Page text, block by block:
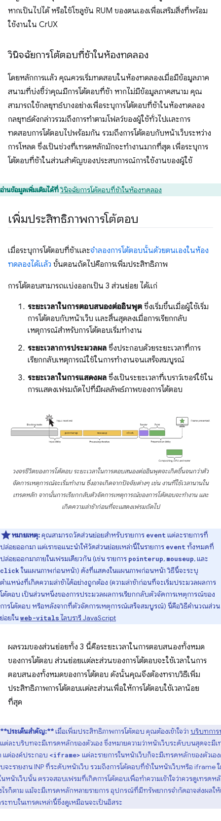
หากเป็นไปได้ หรือใช้โซลูชัน RUM ของตนเองเพื่อเสริมสิ่งที่พร้อม
ใช้งานใน CrUX
วินิจฉัยการโต้ตอบที่ช้าในห้องทดลอง
โดยหลักการแล้ว คุณควรเริ่มทดสอบในห้องทดลองเมื่อมีข้อมูลภาค
สนามที่บ่งชี้ว่าคุณมีการโต้ตอบที่ช้า หากไม่มีข้อมูลภาคสนาม คุณ
สามารถใช้กลยุทธ์บางอย่างเพื่อระบุการโต้ตอบที่ช้าในห้องทดลอง
กลยุทธ์ดังกล่าวรวมถึงการทำตามโฟลว์ของผู้ใช้ทั่วไปและการ
ทดสอบการโต้ตอบไปพร้อมกัน รวมถึงการโต้ตอบกับหน้าเว็บระหว่าง
การโหลด ซึ่งเป็นช่วงที่เทรดหลักมักจะทำงานมากที่สุด เพื่อระบุการ
โต้ตอบที่ช้าในส่วนสำคัญของประสบการณ์การใช้งานของผู้ใช้
อ่านข้อมูลเพิ่มเติมได้ที่วินิจฉัยการโต้ตอบที่ช้าในห้องทดลอง
เพิ่มประสิทธิภาพการโต้ตอบ
เมื่อระบุการโต้ตอบที่ช้าและจำลองการโต้ตอบนั้นด้วยตนเองในห้อง
ทดลองได้แล้ว ขั้นตอนถัดไปคือการเพิ่มประสิทธิภาพ
การโต้ตอบสามารถแบ่งออกเป็น 3 ส่วนย่อย ได้แก่
ระยะเวลาในการตอบสนองต่ออินพุต ซึ่งเริ่มขึ้นเมื่อผู้ใช้เริ่ม
การโต้ตอบกับหน้าเว็บ และสิ้นสุดลงเมื่อการเรียกกลับ
เหตุการณ์สำหรับการโต้ตอบเริ่มทำงาน
ระยะเวลาการประมวลผล ซึ่งประกอบด้วยระยะเวลาที่การ
เรียกกลับเหตุการณ์ใช้ในการทำงานจนเสร็จสมบูรณ์
ระยะเวลาในการแสดงผล ซึ่งเป็นระยะเวลาที่เบราว์เซอร์ใช้ใน
การแสดงเฟรมถัดไปที่มีผลลัพธ์ภาพของการโต้ตอบ
วงจรชีวิตของการโต้ตอบ ระยะเวลาในการตอบสนองต่ออินพุตจะเกิดขึ้นจนกว่าตัว
จัดการเหตุการณ์จะเริ่มทำงาน ซึ่งอาจเกิดจากปัจจัยต่างๆ เช่น งานที่ใช้เวลานานใน
เทรดหลัก จากนั้นการเรียกกลับตัวจัดการเหตุการณ์ของการโต้ตอบจะทำงาน และ
เกิดความล่าช้าก่อนที่จะแสดงเฟรมถัดไป
หมายเหตุ:คุณสามารถวัดส่วนย่อยสำหรับรายการ event แต่ละรายการที่
ปล่อยออกมา แต่เราขอแนะนำให้วัดส่วนย่อยเหล่านี้ในรายการ event ทั้งหมดที่
ปล่อยออกมาภายในเฟรมเดียวกัน (เช่น รายการ pointerup, mouseup, และ
click ในแผนภาพก่อนหน้า) ดังที่แสดงในแผนภาพก่อนหน้า วิธีนี้จะระบุ
ตำแหน่งที่เกิดความล่าช้าได้อย่างถูกต้อง (ความล่าช้าก่อนที่จะเริ่มประมวลผลการ
โต้ตอบ เป็นส่วนหนึ่งของการประมวลผลการเรียกกลับตัวจัดการเหตุการณ์ของ
การโต้ตอบ หรือหลังจากที่ตัวจัดการเหตุการณ์เสร็จสมบูรณ์) นี่คือวิธีคำนวณส่วน
ย่อยในweb-vitals ไลบรารี JavaScript
ผลรวมของส่วนย่อยทั้ง 3 นี้คือระยะเวลาในการตอบสนองทั้งหมด
ของการโต้ตอบ ส่วนย่อยแต่ละส่วนของการโต้ตอบจะใช้เวลาในการ
ตอบสนองทั้งหมดของการโต้ตอบ ดังนั้นคุณจึงต้องทราบวิธีเพิ่ม
ประสิทธิภาพการโต้ตอบแต่ละส่วนเพื่อให้การโต้ตอบใช้เวลาน้อย
ที่สุด
**ประเด็นสำคัญ:**เมื่อเพิ่มประสิทธิภาพการโต้ตอบ คุณต้องเข้าใจว่า บริบทการ
ต่ละบริบทจะมีเทรดหลักของตัวเอง ซึ่งหมายความว่าหน้าเว็บระดับบนสุดจะมีเ
แต่องค์ประกอบ <iframe> แต่ละรายการในหน้าเว็บก็จะมีเทรดหลักของตัวเอ
จะรายงาน INP ที่ระดับหน้าเว็บ รวมถึงการโต้ตอบที่ช้าในหน้าเว็บหรือ iframe
นหน้าเว็บนั้น ตรวจสอบเฟรมที่เกิดการโต้ตอบเพื่อทำความเข้าใจว่าควรดูเทรดห
ไรก็ตาม แม้จะมีเทรดหลักหลายรายการ อุปกรณ์ที่มีทรัพยากรจำกัดอาจส่งผลให้
ะทบในเทรดเหล่านี้ซึ่งดูเหมือนจะเป็นอิสระ